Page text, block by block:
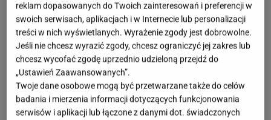
reklam dopasowanych do Twoich zainteresowań i preferencji w
swoich serwisach, aplikacjach i w Internecie lub personalizacji
treści w nich wyświetlanych. Wyrażenie zgody jest dobrowolne.
Jeśli nie chcesz wyrazić zgody, chcesz ograniczyć jej zakres lub
chcesz wycofać zgodę uprzednio udzieloną przejdź do
„Ustawień Zaawansowanych”.
Twoje dane osobowe mogą być przetwarzane także do celów
badania i mierzenia informacji dotyczących funkcjonowania
serwisów i aplikacji lub łączone z danymi dot. świadczonych